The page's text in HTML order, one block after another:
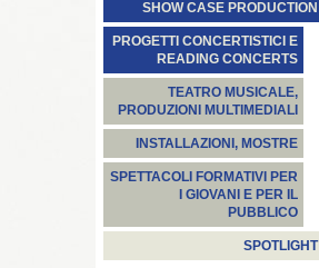
SHOW CASE PRODUCTION
PROGETTI CONCERTISTICI E
READING CONCERTS
TEATRO MUSICALE,
PRODUZIONI MULTIMEDIALI
INSTALLAZIONI, MOSTRE
SPETTACOLI FORMATIVI PER
I GIOVANI E PER IL
PUBBLICO
SPOTLIGHT